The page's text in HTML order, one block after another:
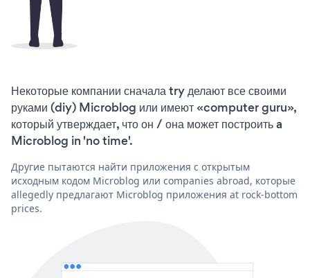
Некоторые компании сначала try делают все своими
руками (diy) Microblog или имеют «computer guru»,
который утверждает, что он / она может построить a
Microblog in 'no time'.
Другие пытаются найти приложения с открытым
исходным кодом Microblog или companies abroad, которые
allegedly предлагают Microblog приложения at rock-bottom
prices.